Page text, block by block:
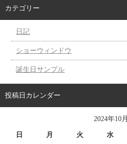
カテゴリー
日記
ショーウィンドウ
誕生日サンプル
投稿日カレンダー
2024年10月
日 月 火 水